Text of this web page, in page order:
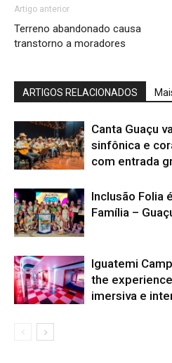
Artigo anterior
Terreno abandonado causa
transtorno a moradores
ARTIGOS RELACIONADOS
Canta Guaçu
sinfônica e
com entrada
Inclusão Folia
Família –
Iguatemi
the
imersiva e